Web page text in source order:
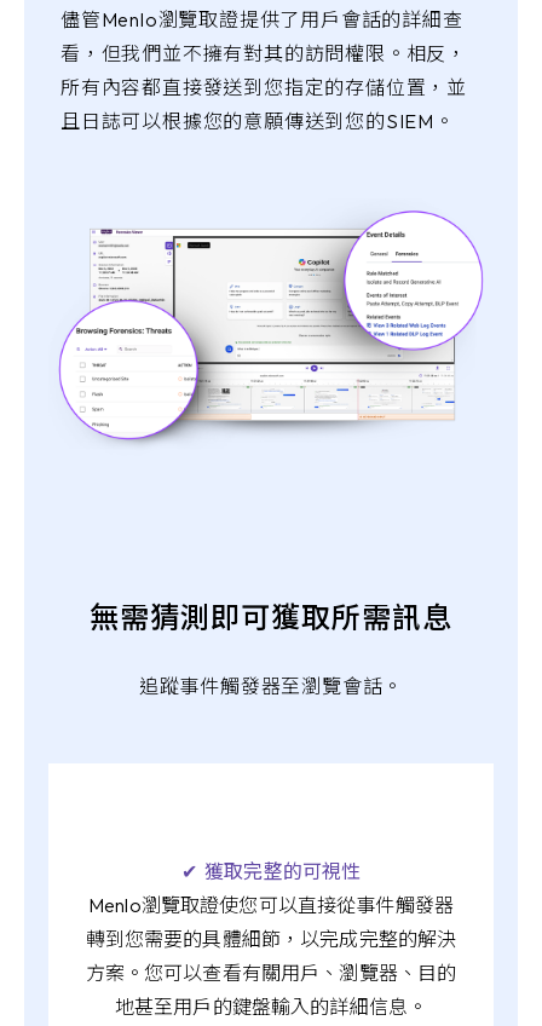
儘管Menlo瀏覽取證提供了用戶會話的詳細查
看，但我們並不擁有對其的訪問權限。相反，
所有內容都直接發送到您指定的存儲位置，並
且日誌可以根據您的意願傳送到您的SIEM。
無需猜測即可獲取所需訊息
追蹤事件觸發器至瀏覽會話。
✔︎ 獲取完整的可視性
Menlo瀏覽取證使您可以直接從事件觸發器
轉到您需要的具體細節，以完成完整的解決
方案。您可以查看有關用戶、瀏覽器、目的
地甚至用戶的鍵盤輸入的詳細信息。